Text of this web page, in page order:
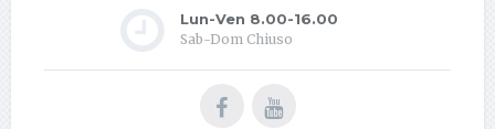
Lun-Ven 8.00-16.00
Sab-Dom Chiuso